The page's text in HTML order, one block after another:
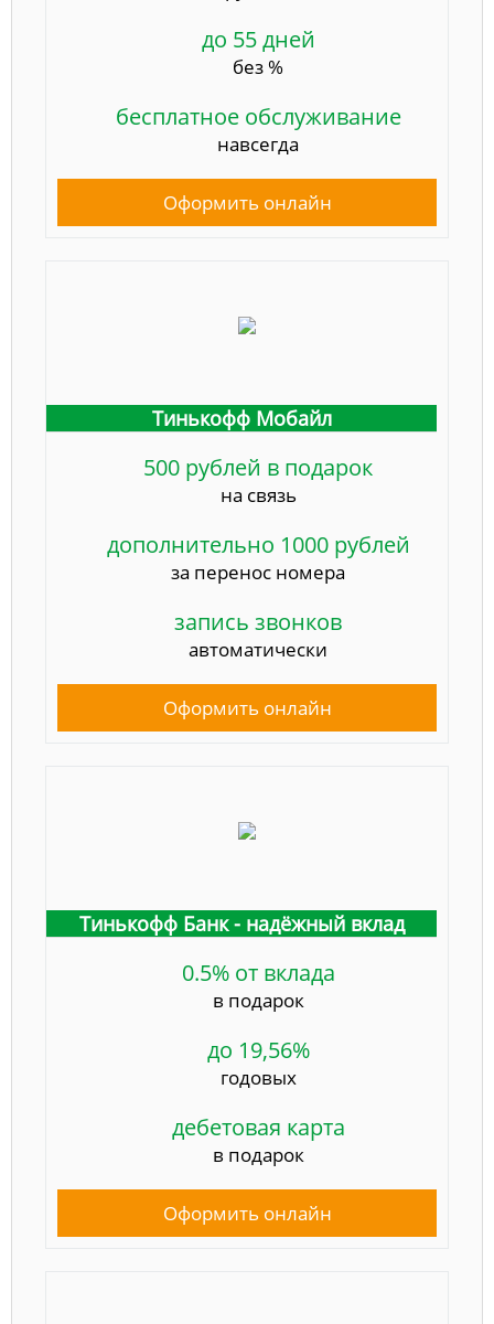
до 55 дней
без %
бесплатное обслуживание
навсегда
Оформить онлайн
Тинькофф Мобайл
500 рублей в подарок
на связь
дополнительно 1000 рублей
за перенос номера
запись звонков
автоматически
Оформить онлайн
Тинькофф Банк - надёжный вклад
0.5% от вклада
в подарок
до 19,56%
годовых
дебетовая карта
в подарок
Оформить онлайн